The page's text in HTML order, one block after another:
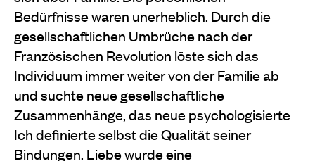
Bedürfnisse waren unerheblich. Durch die
gesellschaftlichen Umbrüche nach der
Französischen Revolution löste sich das
Individuum immer weiter von der Familie ab
und suchte neue gesellschaftliche
Zusammenhänge, das neue psychologisierte
Ich definierte selbst die Qualität seiner
Bindungen. Liebe wurde eine